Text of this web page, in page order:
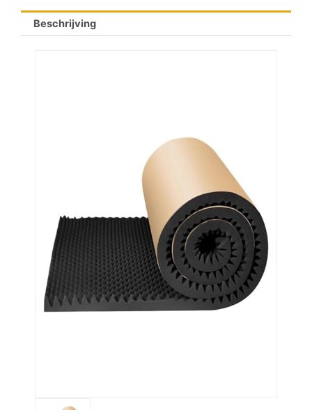
Beschrijving